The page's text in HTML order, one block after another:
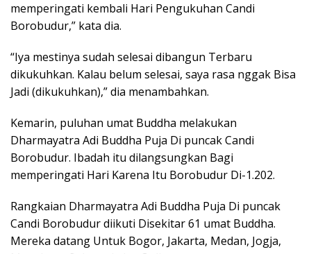
memperingati kembali Hari Pengukuhan Candi
Borobudur,” kata dia.
“Iya mestinya sudah selesai dibangun Terbaru
dikukuhkan. Kalau belum selesai, saya rasa nggak Bisa
Jadi (dikukuhkan),” dia menambahkan.
Kemarin, puluhan umat Buddha melakukan
Dharmayatra Adi Buddha Puja Di puncak Candi
Borobudur. Ibadah itu dilangsungkan Bagi
memperingati Hari Karena Itu Borobudur Di-1.202.
Rangkaian Dharmayatra Adi Buddha Puja Di puncak
Candi Borobudur diikuti Disekitar 61 umat Buddha.
Mereka datang Untuk Bogor, Jakarta, Medan, Jogja,